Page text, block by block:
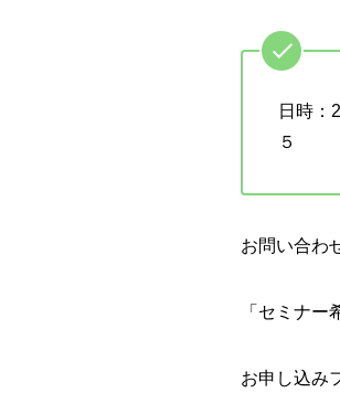
日時
５ お
お問い合わ
「セミナー
お申し込み